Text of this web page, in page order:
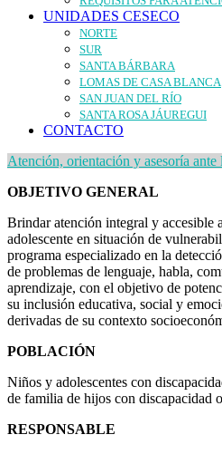
UNIDADES CESECO
NORTE
SUR
SANTA BÁRBARA
LOMAS DE CASA BLANCA
SAN JUAN DEL RÍO
SANTA ROSA JÁUREGUI
CONTACTO
Atención, orientación y asesoría ante
OBJETIVO GENERAL
Brindar atención integral y accesible
adolescente en situación de
programa especializado en la
de problemas de lenguaje, habla,
aprendizaje, con el objetivo de
su inclusión educativa, social y
derivadas de su contexto
POBLACIÓN
Niños y adolescentes con
de familia de hijos con discapacidad
RESPONSABLE